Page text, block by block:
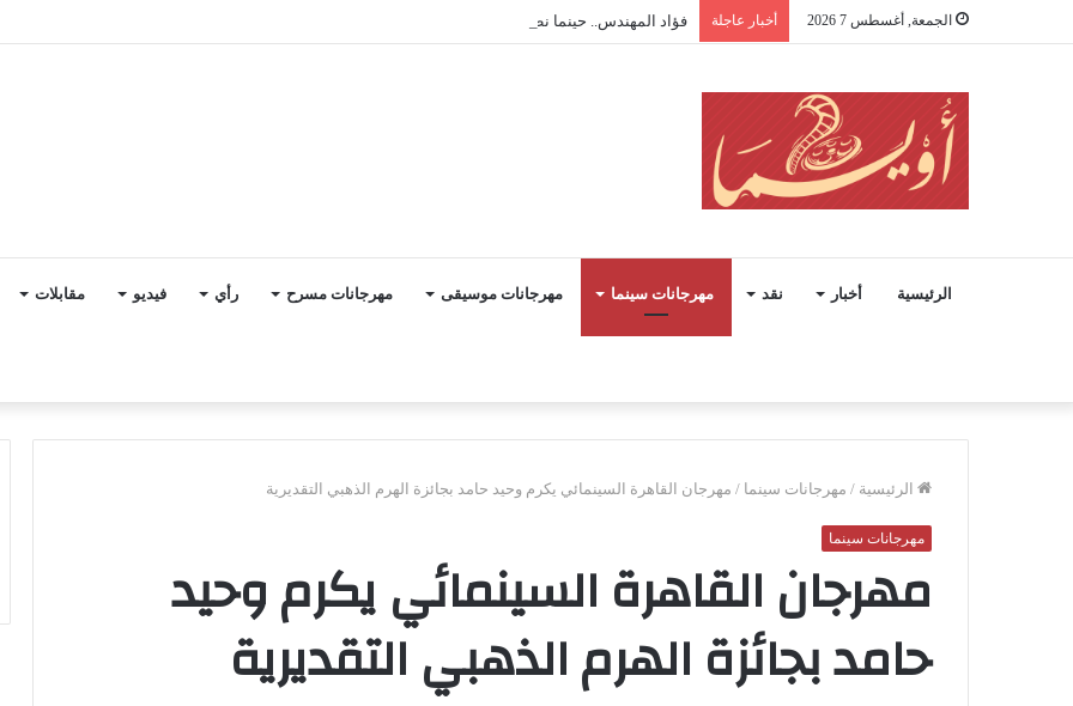
الجمعة, أغسطس 7 2026 أخبار عاجلة فؤاد المهندس.. حينما نطقت حضارة المصريين
الرئيسية أخبار نقد مهرجانات سينما مهرجانات موسيقى مهرجانات مسرح رأي فيديو مقابلات
الرئيسية / مهرجانات سينما / مهرجان القاهرة السينمائي يكرم وحيد حامد بجائزة الهرم الذهبي التقديرية
مهرجانات سينما
مهرجان القاهرة السينمائي يكرم وحيد
حامد بجائزة الهرم الذهبي التقديرية